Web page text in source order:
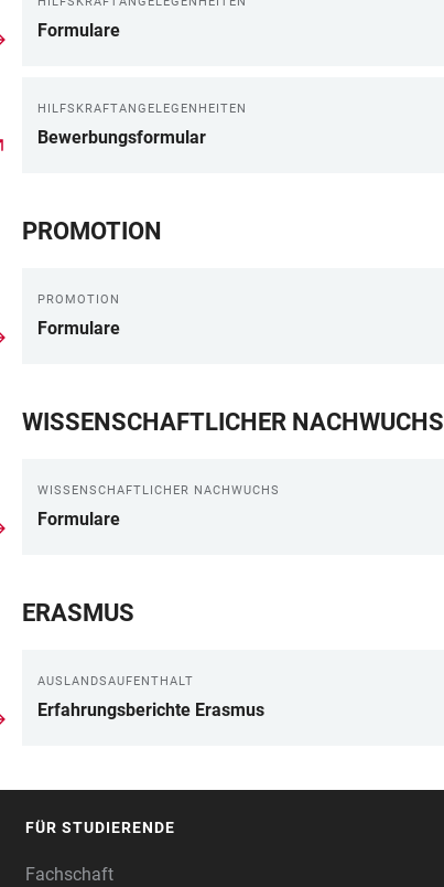
Formulare
HILFSKRAFTANGELEGENHEITEN
Bewerbungsformular
PROMOTION
PROMOTION
Formulare
WISSENSCHAFTLICHER NACHWUCHS
WISSENSCHAFTLICHER NACHWUCHS
Formulare
ERASMUS
AUSLANDSAUFENTHALT
Erfahrungsberichte Erasmus
FÜR STUDIERENDE
Fachschaft